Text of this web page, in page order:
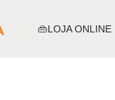
👜LOJA ONLINE